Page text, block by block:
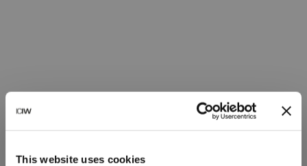
This website uses cookies